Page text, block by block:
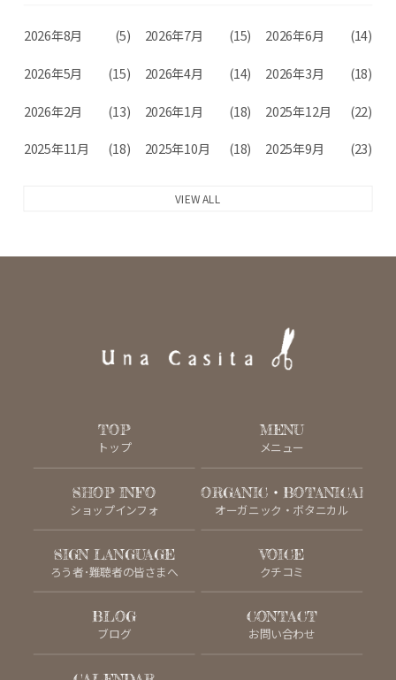
2026年8月 (5) 2026年7月 (15) 2026年6月 (14)
2026年5月 (15) 2026年4月 (14) 2026年3月 (18)
2026年2月 (13) 2026年1月 (18) 2025年12月 (22)
2025年11月 (18) 2025年10月 (18) 2025年9月 (23)
VIEW ALL
TOP
トップ
MENU
メニュー
SHOP INFO
ショップインフォ
ORGANIC・BOTANICAL
オーガニック・ボタニカル
SIGN LANGUAGE
ろう者･難聴者の皆さまへ
VOICE
クチコミ
BLOG
ブログ
CONTACT
お問い合わせ